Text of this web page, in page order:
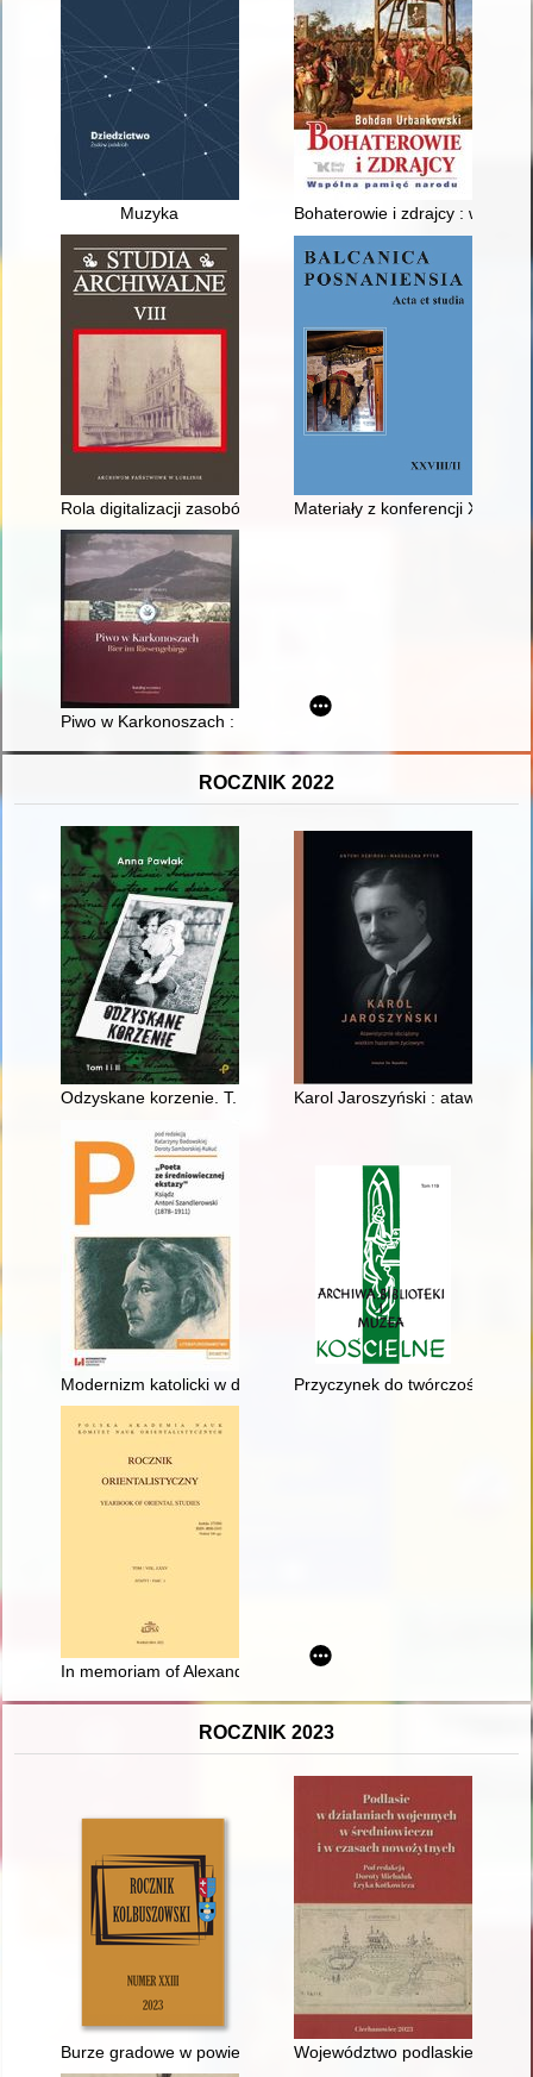
Muzyka Bohaterowie i zdrajcy :
Rola digitalizacji zasobów archiwalnychMateriały z konferencji XX
Piwo w Karkonoszach : katalog wystawy = Bier im
ROCZNIK 2022
Odzyskane korzenie. T. 1 i 2 Karol Jaroszyński :
Modernizm katolicki w dramatach księdza Antoniego
Przyczynek do twórczości
In memoriam of Alexander Vovin (1961-2022)
ROCZNIK 2023
Burze gradowe w powiecie kolbuszowskim w latach autonomii
Województwo podlaskie a